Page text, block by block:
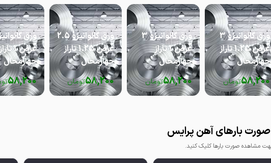
ورق گالوانیزه 3
عرض 1.25 تاراز
چهارمحال
58,200تومان
ورق گالوانیزه 3
عرض 1 تاراز
چهارمحال
58,200تومان
ورق گالوانیزه 2.5
عرض 1.25 تاراز
چهارمحال
58,200تومان
عرض 1
چهارمحال
58,200
صورت بارهای آهن پرایس
مشاهده صورت بارها کلیک کنید.